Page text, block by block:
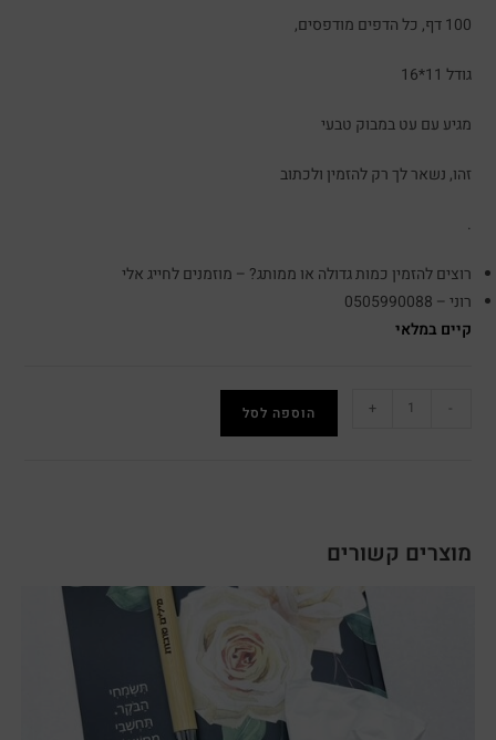
100 דף, כל הדפים מודפסים,
גודל 11*16
מגיע עם עט במבוק טבעי
זהו, נשאר לך רק להזמין ולכתוב
.
רוצים להזמין כמות גדולה או ממותג? – מוזמנים לחייג אלי
רוני – 0505990088
קיים במלאי
+ הוספה לסל
מוצרים קשורים